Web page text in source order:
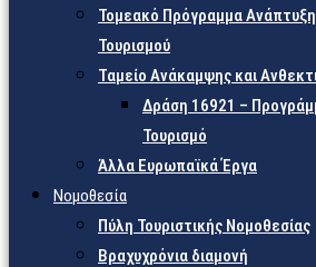
Τομεακό Πρόγραμμα
Τουρισμού
Ταμείο Ανάκαμψης και
Δράση 16921 –
Τουρισμό
Άλλα Ευρωπαϊκά Έργα
Νομοθεσία
Πύλη Τουριστικής Νομοθεσίας
Βραχυχρόνια διαμονή